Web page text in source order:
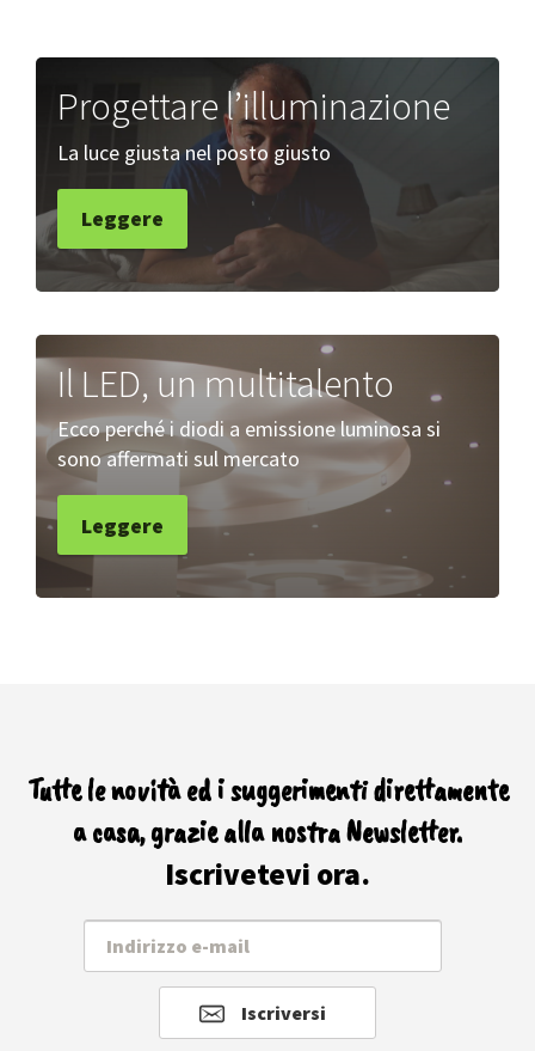
Progettare l’illuminazione
La luce giusta nel posto giusto
Leggere
Il LED, un multitalento
Ecco perché i diodi a emissione luminosa si
sono affermati sul mercato
Leggere
Tutte le novità ed i suggerimenti direttamente
a casa, grazie alla nostra Newsletter.
Iscrivetevi ora.
Iscriversi